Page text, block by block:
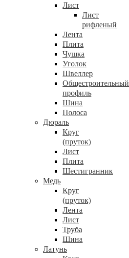
Лист
Лист
рифленый
Лента
Плита
Чушка
Уголок
Швеллер
Общестроительный
профиль
Шина
Полоса
Дюраль
Круг
(пруток)
Лист
Плита
Шестигранник
Медь
Круг
(пруток)
Лента
Лист
Труба
Шина
Латунь